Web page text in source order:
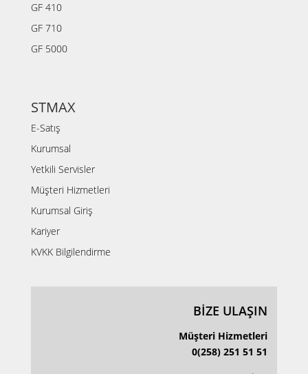
GF 410
GF 710
GF 5000
STMAX
E-Satış
Kurumsal
Yetkili Servisler
Müşteri Hizmetleri
Kurumsal Giriş
Kariyer
KVKK Bilgilendirme
BİZE ULAŞIN
Müşteri Hizmetleri
0(258) 251 51 51